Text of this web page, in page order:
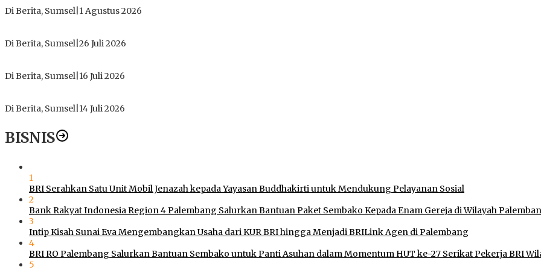
Di Berita, Sumsel 1 Agustus 2026
Di Berita, Sumsel 26 Juli 2026
Di Berita, Sumsel 16 Juli 2026
Di Berita, Sumsel 14 Juli 2026
BISNIS
1
BRI Serahkan Satu Unit Mobil Jenazah kepada Yayasan Buddhakirti untuk Mendukung Pelayanan Sosial
2
Bank Rakyat Indonesia Region 4 Palembang Salurkan Bantuan Paket Sembako Kepada Enam Gereja di Wilayah
3
Intip Kisah Sunai Eva Mengembangkan Usaha dari KUR BRI hingga Menjadi BRILink Agen di Palembang
4
BRI RO Palembang Salurkan Bantuan Sembako untuk Panti Asuhan dalam Momentum HUT ke-27 Serikat Pekerja BRI
5